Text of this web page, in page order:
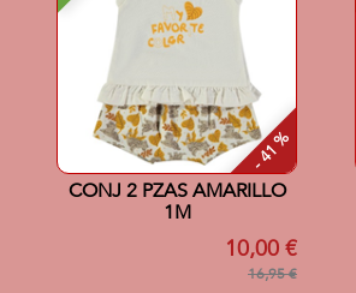
- 41 %
CONJ 2 PZAS AMARILLO
1M
10,00 €
16,95 €